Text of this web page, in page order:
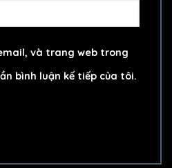
và trang web trong
bình luận kế tiếp của tôi.